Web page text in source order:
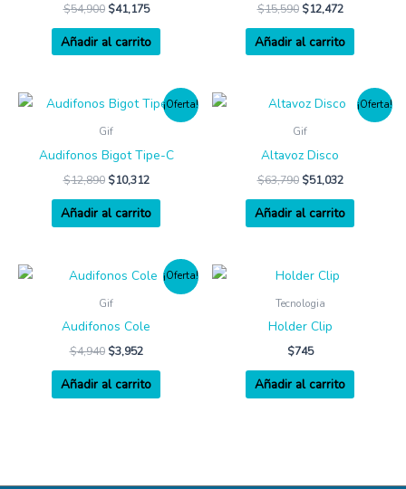
$54,900 $41,175
Añadir al carrito
$15,590 $12,472
Añadir al carrito
¡Oferta!
Gif
Audifonos Bigot Tipe-C
$12,890 $10,312
Añadir al carrito
¡Oferta!
Gif
Altavoz Disco
$63,790 $51,032
Añadir al carrito
¡Oferta!
Gif
Audifonos Cole
$4,940 $3,952
Añadir al carrito
Tecnologia
Holder Clip
$745
Añadir al carrito